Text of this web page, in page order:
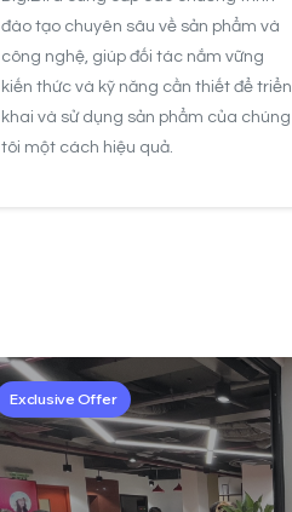
đào tạo chuyên sâu về sản phẩm và
công nghệ, giúp đối tác nắm vững
kiến thức và kỹ năng cần thiết để triển
khai và sử dụng sản phẩm của chúng
tôi một cách hiệu quả.
Exclusive Offer